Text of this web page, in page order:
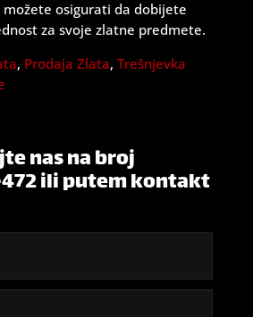
možete osigurati da dobijete
za svoje zlatne predmete.
, Prodaja Zlata, Trešnjevka
nas na broj
ili putem kontakt